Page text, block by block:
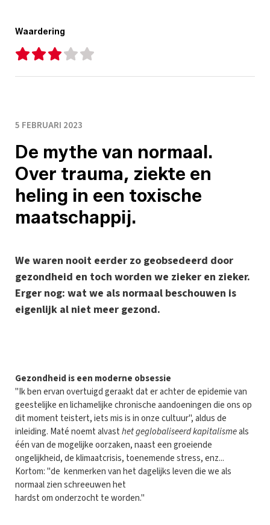
Waardering
5 FEBRUARI 2023
De mythe van normaal.
Over trauma, ziekte en
heling in een toxische
maatschappij.
We waren nooit eerder zo geobsedeerd door
gezondheid en toch worden we zieker en zieker.
Erger nog: wat we als normaal beschouwen is
eigenlijk al niet meer gezond.
Gezondheid is een moderne obsessie
"Ik ben ervan overtuigd geraakt dat er achter de epidemie van
geestelijke en lichamelijke chronische aandoeningen die ons op
dit moment teistert, iets mis is in onze cultuur", aldus de
inleiding. Maté noemt alvasthet geglobaliseerd kapitalismeals
één van de mogelijke oorzaken, naast een groeiende
ongelijkheid, de klimaatcrisis, toenemende stress, enz...
Kortom: "de kenmerken van het dagelijks leven die we als
normaal zien schreeuwen het
hardst om onderzocht te worden."